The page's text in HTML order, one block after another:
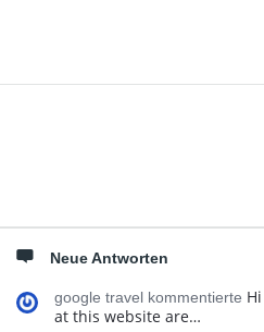
Neue Antworten
google travel kommentierte
at this website are…